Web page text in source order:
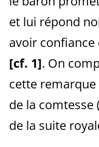
et lui répond
avoir confiance
[cf. 1]. On
cette
de la comtesse
de la suite